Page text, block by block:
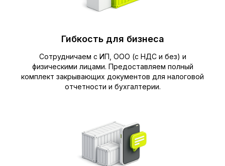
Гибкость для бизнеса
Сотрудничаем с ИП, ООО (с НДС и без) и
физическими лицами. Предоставляем полный
комплект закрывающих документов для налоговой
отчетности и бухгалтерии.